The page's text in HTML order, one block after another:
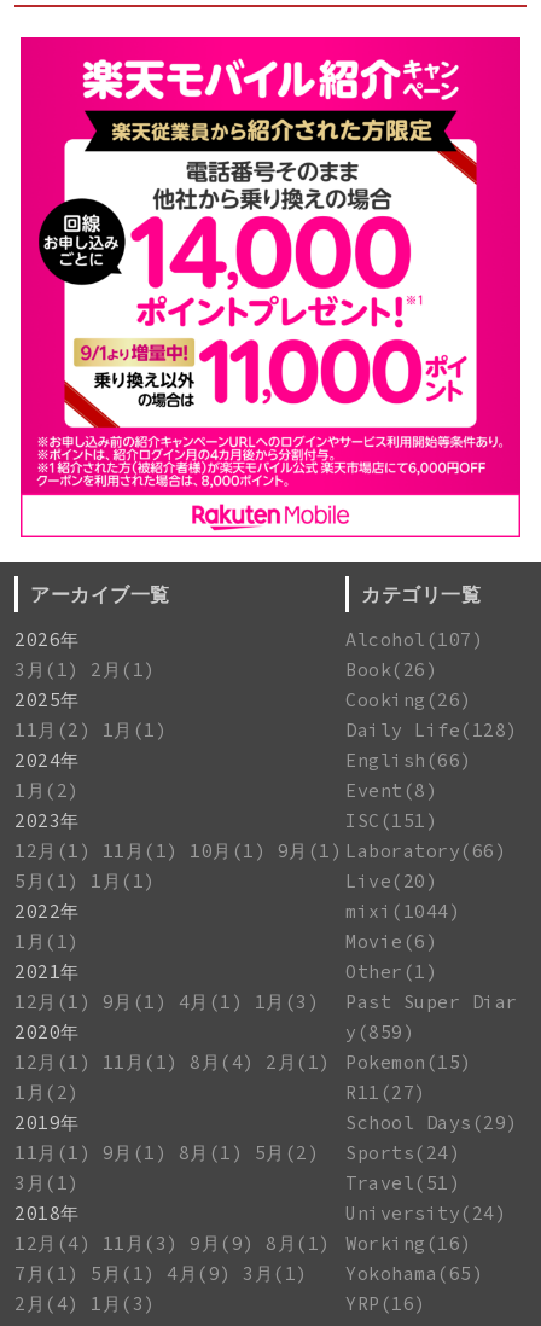
アーカイブ一覧
2026年
3月(1)
2月(1)
2025年
11月(2)
1月(1)
2024年
1月(2)
2023年
12月(1)
11月(1) 10月(1)
9月(1)
5月(1)
1月(1)
2022年
1月(1)
2021年
12月(1)
9月(1) 4月(1)
1月(3)
2020年
12月(1)
11月(1) 8月(4)
2月(1)
1月(2)
2019年
11月(1)
9月(1) 8月(1)
5月(2)
3月(1)
2018年
12月(4)
11月(3) 9月(9)
8月(1)
7月(1)
5月(1) 4月(9)
3月(1)
2月(4)
1月(3)
カテゴリ一覧
Alcohol(107)
Book(26)
Cooking(26)
Daily Life(128)
English(66)
Event(8)
ISC(151)
Laboratory(66)
Live(20)
mixi(1044)
Movie(6)
Other(1)
Past Super Diar
y(859)
Pokemon(15)
R11(27)
School Days(29)
Sports(24)
Travel(51)
University(24)
Working(16)
Yokohama(65)
YRP(16)